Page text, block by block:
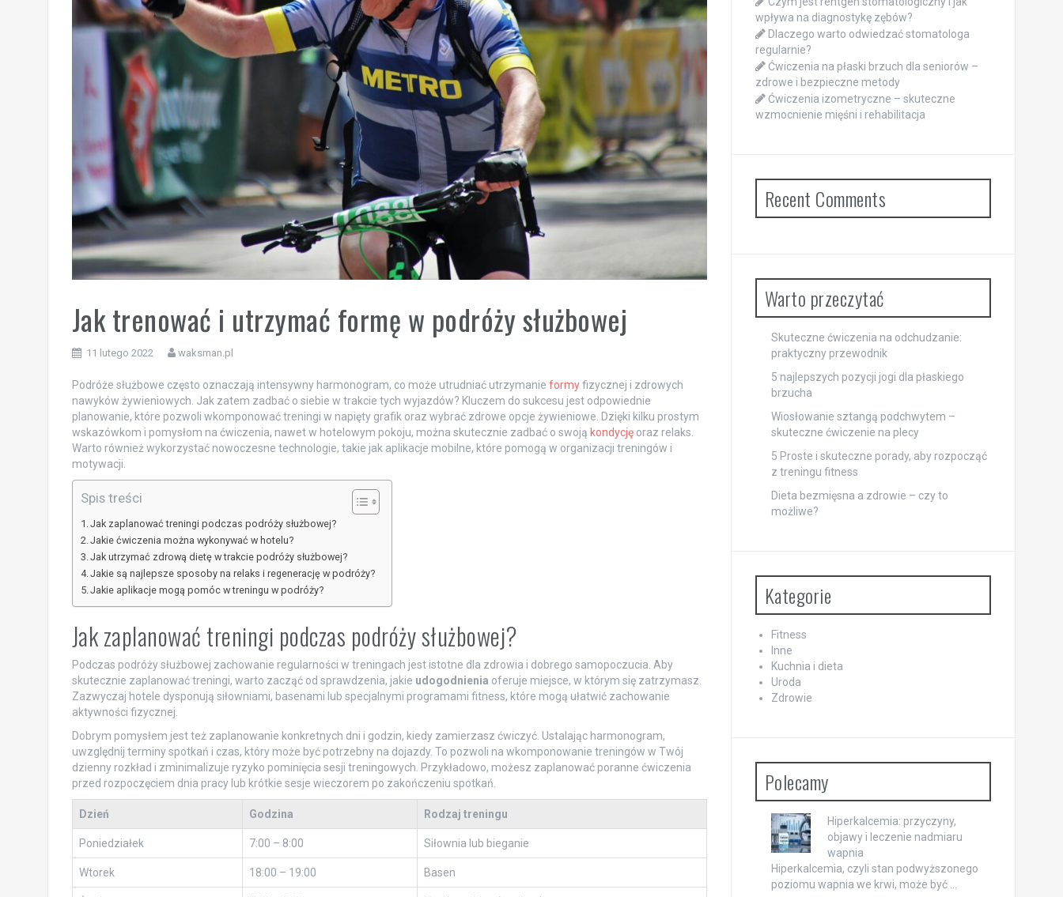
Jak trenować i utrzymać formę w podróży służbowej
11 lutego 2022 waksman.pl
Podróże służbowe często oznaczają intensywny harmonogram, co może utrudniać utrzymanie formyfizycznej i zdrowych
nawyków żywieniowych. Jak zatem zadbać o siebie w trakcie tych wyjazdów? Kluczem do sukcesu jest odpowiednie
planowanie, które pozwoli wkomponować treningi w napięty grafik oraz wybrać zdrowe opcje żywieniowe. Dzięki kilku prostym
wskazówkom i pomysłom na ćwiczenia, nawet w hotelowym pokoju, można skutecznie zadbać o swoją kondycjęoraz relaks.
Warto również wykorzystać nowoczesne technologie, takie jak aplikacje mobilne, które pomogą w organizacji treningów i
motywacji.
Spis treści
Jak zaplanować treningi podczas podróży służbowej?
Jakie ćwiczenia można wykonywać w hotelu?
Jak utrzymać zdrową dietę w trakcie podróży służbowej?
Jakie są najlepsze sposoby na relaks i regenerację w podróży?
Jakie aplikacje mogą pomóc w treningu w podróży?
Jak zaplanować treningi podczas podróży służbowej?
Podczas podróży służbowej zachowanie regularności w treningach jest istotne dla zdrowia i dobrego samopoczucia. Aby
skutecznie zaplanować treningi, warto zacząć od sprawdzenia, jakie udogodnienia oferuje miejsce, w którym się zatrzymasz.
Zazwyczaj hotele dysponują siłowniami, basenami lub specjalnymi programami fitness, które mogą ułatwić zachowanie
aktywności fizycznej.
Dobrym pomysłem jest też zaplanowanie konkretnych dni i godzin, kiedy zamierzasz ćwiczyć. Ustalając harmonogram,
uwzględnij terminy spotkań i czas, który może być potrzebny na dojazdy. To pozwoli na wkomponowanie treningów w Twój
dzienny rozkład i zminimalizuje ryzyko pominięcia sesji treningowych. Przykładowo, możesz zaplanować poranne ćwiczenia
przed rozpoczęciem dnia pracy lub krótkie sesje wieczorem po zakończeniu spotkań.
Dzień Godzina Rodzaj treningu
Poniedziałek 7:00 – 8:00 Siłownia lub bieganie
Wtorek 18:00 – 19:00 Basen
wpływa na diagnostykę zębów?
Dlaczego warto odwiedzać stomatologa
regularnie?
Ćwiczenia na płaski brzuch dla seniorów –
zdrowe i bezpieczne metody
Ćwiczenia izometryczne – skuteczne
wzmocnienie mięśni i rehabilitacja
Recent Comments
Warto przeczytać
Skuteczne ćwiczenia na odchudzanie:
praktyczny przewodnik
5 najlepszych pozycji jogi dla płaskiego
brzucha
Wiosłowanie sztangą podchwytem –
skuteczne ćwiczenie na plecy
5 Proste i skuteczne porady, aby rozpocząć
z treningu fitness
Dieta bezmięsna a zdrowie – czy to
możliwe?
Kategorie
Fitness
Inne
Kuchnia i dieta
Uroda
Zdrowie
Polecamy
Hiperkalcemia: przyczyny,
objawy i leczenie nadmiaru
wapnia
Hiperkalcemia, czyli stan podwyższonego
poziomu wapnia we krwi, może być …